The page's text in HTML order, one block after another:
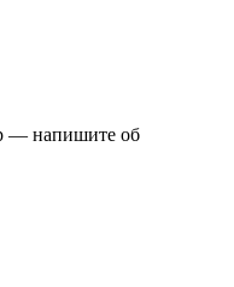
— напишите об